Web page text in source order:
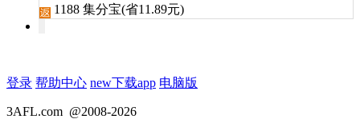
1188 集分宝(省11.89元)
登录 帮助中心 new下载app 电脑版
3AFL.com @2008-2026